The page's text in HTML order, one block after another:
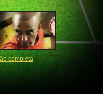
completa